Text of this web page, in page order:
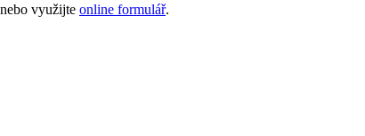
využijte online formulář.